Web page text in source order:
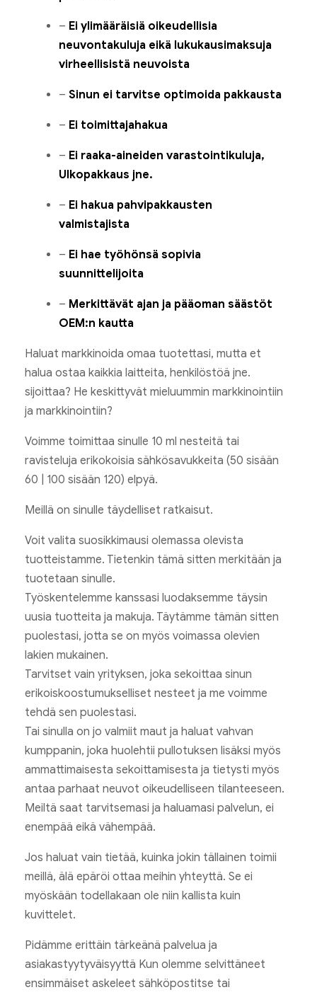
– Ei ylimääräisiä oikeudellisia
neuvontakuluja eikä lukukausimaksuja
virheellisistä neuvoista
– Sinun ei tarvitse optimoida pakkausta
– Ei toimittajahakua
– Ei raaka-aineiden varastointikuluja,
Ulkopakkaus jne.
– Ei hakua pahvipakkausten
valmistajista
– Ei hae työhönsä sopivia
suunnittelijoita
– Merkittävät ajan ja pääoman säästöt
OEM:n kautta
Haluat markkinoida omaa tuotettasi, mutta et
halua ostaa kaikkia laitteita, henkilöstöä jne.
sijoittaa? He keskittyvät mieluummin markkinointiin
ja markkinointiin?
Voimme toimittaa sinulle 10 ml nesteitä tai
ravisteluja erikokoisia sähkösavukkeita (50 sisään
60 | 100 sisään 120) elpyä.
Meillä on sinulle täydelliset ratkaisut.
Voit valita suosikkimausi olemassa olevista
tuotteistamme. Tietenkin tämä sitten merkitään ja
tuotetaan sinulle.
Työskentelemme kanssasi luodaksemme täysin
uusia tuotteita ja makuja. Täytämme tämän sitten
puolestasi, jotta se on myös voimassa olevien
lakien mukainen.
Tarvitset vain yrityksen, joka sekoittaa sinun
erikoiskoostumukselliset nesteet ja me voimme
tehdä sen puolestasi.
Tai sinulla on jo valmiit maut ja haluat vahvan
kumppanin, joka huolehtii pullotuksen lisäksi myös
ammattimaisesta sekoittamisesta ja tietysti myös
antaa parhaat neuvot oikeudelliseen tilanteeseen.
Meiltä saat tarvitsemasi ja haluamasi palvelun, ei
enempää eikä vähempää.
Jos haluat vain tietää, kuinka jokin tällainen toimii
meillä, älä epäröi ottaa meihin yhteyttä. Se ei
myöskään todellakaan ole niin kallista kuin
kuvittelet.
Pidämme erittäin tärkeänä palvelua ja
asiakastyytyväisyyttä Kun olemme selvittäneet
ensimmäiset askeleet sähköpostitse tai